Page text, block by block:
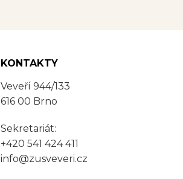
KONTAKTY
Veveří 944/133
616 00 Brno
Sekretariát:
+420 541 424 411
info@zusveveri.cz